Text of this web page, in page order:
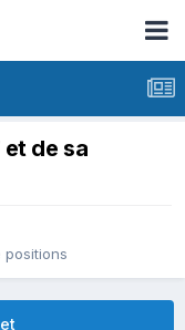
de sa
positions